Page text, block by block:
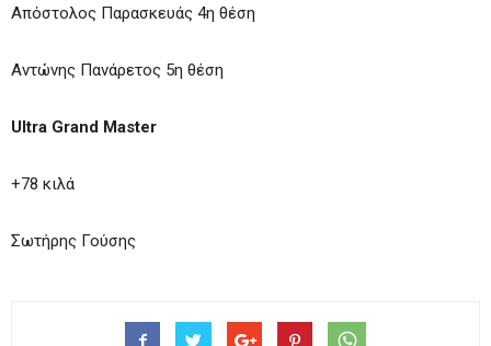
Απόστολος Παρασκευάς 4η θέση
Αντώνης Πανάρετος 5η θέση
Ultra Grand Master
+78 κιλά
Σωτήρης Γούσης